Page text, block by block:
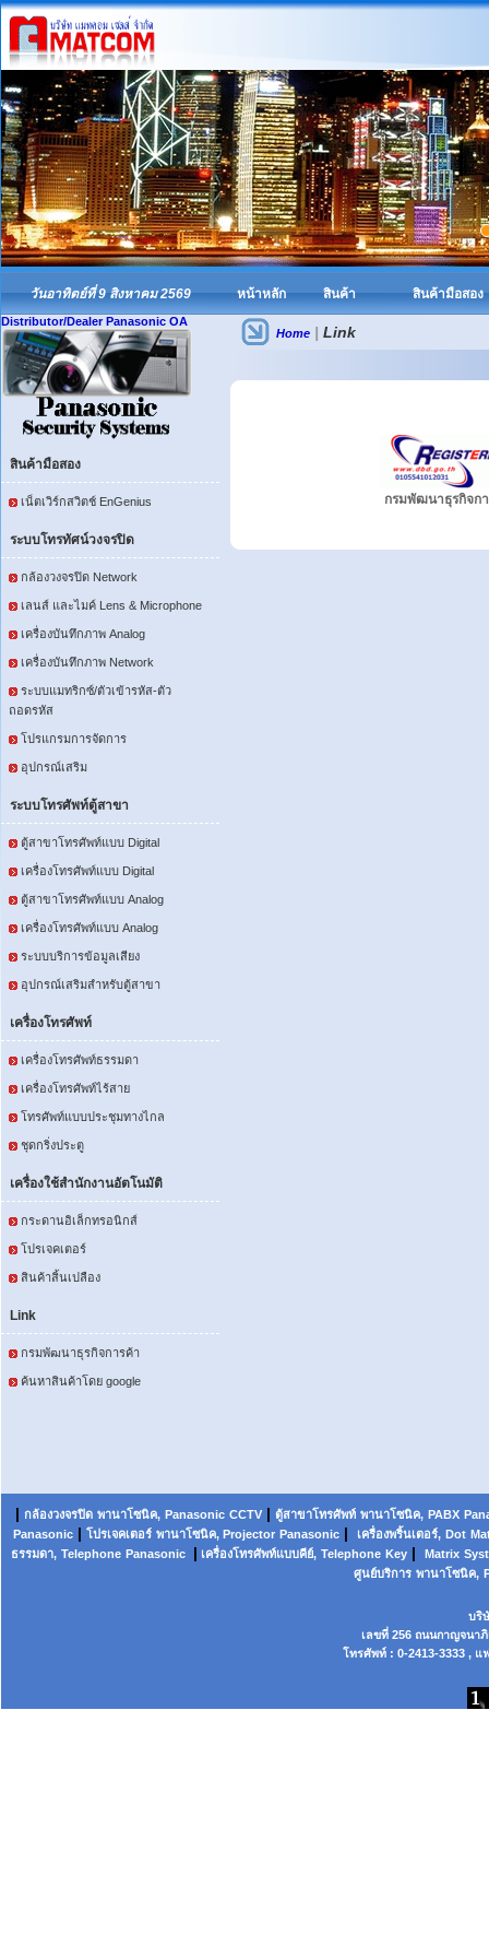
วันอาทิตย์ที่ 9 สิงหาคม 2569 หน้าหลัก สินค้า สินค้ามือสอง
Distributor/Dealer Panasonic OA
สินค้ามือสอง
เน็ตเวิร์กสวิตช์ EnGenius
ระบบโทรทัศน์วงจรปิด
กล้องวงจรปิด Network
เลนส์ และไมค์ Lens & Microphone
เครื่องบันทึกภาพ Analog
เครื่องบันทึกภาพ Network
ระบบแมทริกซ์/ตัวเข้ารหัส-ตัว
ถอดรหัส
โปรแกรมการจัดการ
อุปกรณ์เสริม
ระบบโทรศัพท์ตู้สาขา
ตู้สาขาโทรศัพท์แบบ Digital
เครื่องโทรศัพท์แบบ Digital
ตู้สาขาโทรศัพท์แบบ Analog
เครื่องโทรศัพท์แบบ Analog
ระบบบริการข้อมูลเสียง
อุปกรณ์เสริมสำหรับตู้สาขา
เครื่องโทรศัพท์
เครื่องโทรศัพท์ธรรมดา
เครื่องโทรศัพท์ไร้สาย
โทรศัพท์แบบประชุมทางไกล
ชุดกริ่งประตู
เครื่องใช้สำนักงานอัตโนมัติ
กระดานอิเล็กทรอนิกส์
โปรเจคเตอร์
สินค้าสิ้นเปลือง
Link
กรมพัฒนาธุรกิจการค้า
ค้นหาสินค้าโดย google
Home | Link
กรมพัฒนาธุรกิจก
| กล้องวงจรปิด พานาโซนิค, Panasonic CCTV | ตู้สาขาโทรศัพท์ พานาโซนิค, PABX
Panasonic| โปรเจคเตอร์ พานาโซนิค, Projector Panasonic| เครื่องพริ้นเตอร์, Dot
ธรรมดา, Telephone Panasonic | เครื่องโทรศัพท์แบบคีย์, Telephone Key | Matrix
ศูนย์บริการ พานาโซนิค,
บริ
เลขที่ 256 ถนนกาญจนาภิ
โทรศัพท์ : 0-2413-3333 , แ